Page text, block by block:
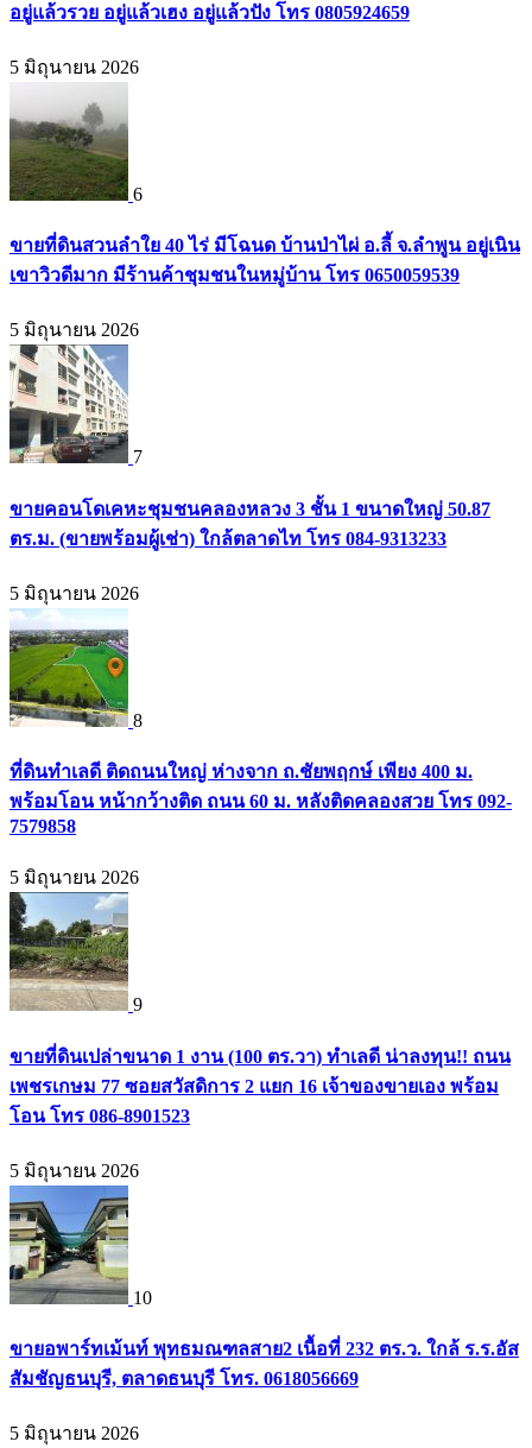
อยู่แล้วรวย อยู่แล้วเฮง อยู่แล้วปัง โทร 0805924659
5 มิถุนายน 2026
6
ขายที่ดินสวนลำใย 40 ไร่ มีโฉนด บ้านป่าไผ่ อ.ลี้ จ.ลำพูน อยู่เนิน
เขาวิวดีมาก มีร้านค้าชุมชนในหมู่บ้าน โทร 0650059539
5 มิถุนายน 2026
7
ขายคอนโดเคหะชุมชนคลองหลวง 3 ชั้น 1 ขนาดใหญ่ 50.87
ตร.ม. (ขายพร้อมผู้เช่า) ใกล้ตลาดไท โทร 084-9313233
5 มิถุนายน 2026
8
ที่ดินทำเลดี ติดถนนใหญ่ ห่างจาก ถ.ชัยพฤกษ์ เพียง 400 ม.
พร้อมโอน หน้ากว้างติด ถนน 60 ม. หลังติดคลองสวย โทร 092-
7579858
5 มิถุนายน 2026
9
ขายที่ดินเปล่าขนาด 1 งาน (100 ตร.วา) ทำเลดี น่าลงทุน!! ถนน
เพชรเกษม 77 ซอยสวัสดิการ 2 แยก 16 เจ้าของขายเอง พร้อม
โอน โทร 086-8901523
5 มิถุนายน 2026
10
ขายอพาร์ทเม้นท์ พุทธมณฑลสาย2 เนื้อที่ 232 ตร.ว. ใกล้ ร.ร.อัส
สัมชัญธนบุรี, ตลาดธนบุรี โทร. 0618056669
5 มิถุนายน 2026